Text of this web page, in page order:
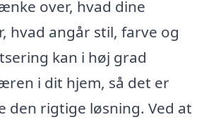
over, hvad dine
hvad angår stil, farve og
kan i høj grad
i dit hjem, så det er
den rigtige løsning. Ved at